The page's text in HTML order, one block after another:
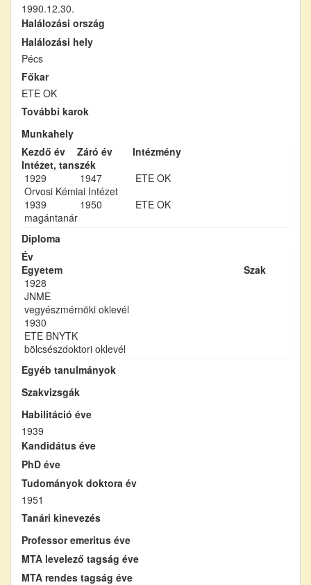
1990.12.30.
Halálozási ország
Halálozási hely
Pécs
Főkar
ETE OK
További karok
Munkahely
Kezdő év
Záró év
Intézmény
Intézet, tanszék
1929
1947
ETE OK
Orvosi Kémiai Intézet
1939
1950
ETE OK
magántanár
Diploma
Év
Egyetem
Szak
1928
JNME
vegyészmérnöki oklevél
1930
ETE BNYTK
bölcsészdoktori oklevél
Egyéb tanulmányok
Szakvizsgák
Habilitáció éve
1939
Kandidátus éve
PhD éve
Tudományok doktora év
1951
Tanári kinevezés
Professor emeritus éve
MTA levelező tagság éve
MTA rendes tagság éve